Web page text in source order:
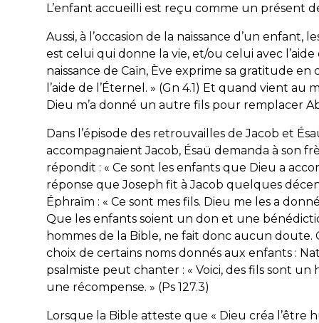
L’enfant accueilli est reçu comme un présent
Aussi, à l’occasion de la naissance d’un
est celui qui donne la vie, et/ou celui avec
naissance de Caïn, Ève exprime sa gratitude en
l’aide de l’Éternel . » (Gn 4.1) Et quand vient au
Dieu m’a donné un autre fils pour remplacer
Dans l’épisode des retrouvailles de Jacob et
accompagnaient Jacob, Ésaü demanda à son
répondit : « Ce sont les enfants que Dieu a
réponse que Joseph fit à Jacob quelques
Éphraïm : « Ce sont mes fils. Dieu me les a
Que les enfants soient un don et une
hommes de la Bible, ne fait donc aucun
choix de certains noms donnés aux enfants :
psalmiste peut chanter : « Voici, des fils sont un
une récompense. » (Ps 127.3)
Lorsque la Bible atteste que « Dieu créa l’être